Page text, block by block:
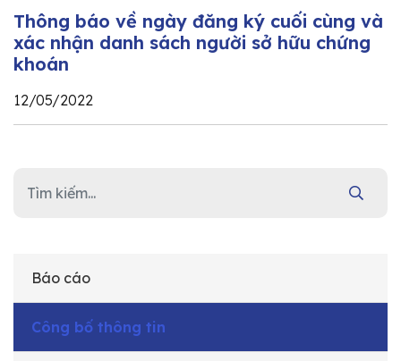
Báo cáo
Công bố thông tin
Thông báo về ngày đăng ký cuối cùng và
xác nhận danh sách người sở hữu chứng
khoán
12/05/2022